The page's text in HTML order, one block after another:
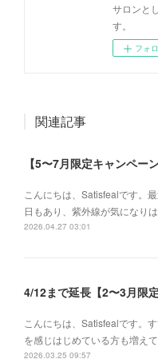
サロンと
す。
フォ
関連記事
こんにちは、Satisfealです。
日もあり、紫外線が気になり
2026.04.27 03:01
こんにちは、Satisfealです。
を感じはじめている方も増え
2026.03.25 09:57